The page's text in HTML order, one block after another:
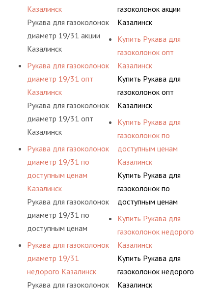
Казалинск
Рукава для газоколонок
диаметр 19/31 акции
Казалинск
Рукава для газоколонок
диаметр 19/31 опт
Казалинск
Рукава для газоколонок
диаметр 19/31 опт
Казалинск
Рукава для газоколонок
диаметр 19/31 по
доступным ценам
Казалинск
Рукава для газоколонок
диаметр 19/31 по
доступным ценам
Казалинск
Рукава для газоколонок
диаметр 19/31
недорого Казалинск
Рукава для газоколонок
газоколонок акции
Казалинск
Купить Рукава для
газоколонок опт
Казалинск
Купить Рукава для
газоколонок опт
Казалинск
Купить Рукава для
газоколонок по
доступным ценам
Казалинск
Купить Рукава для
газоколонок по
доступным ценам
Казалинск
Купить Рукава для
газоколонок недорого
Казалинск
Купить Рукава для
газоколонок недорого
Казалинск